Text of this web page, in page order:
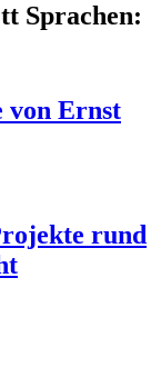
Sprachen:
von Ernst
rund